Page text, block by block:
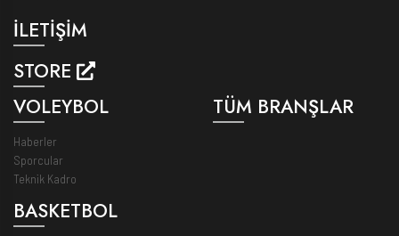
İLETİŞİM
STORE
VOLEYBOL
Haberler
Sporcular
Teknik Kadro
BASKETBOL
TÜM BRANŞLAR